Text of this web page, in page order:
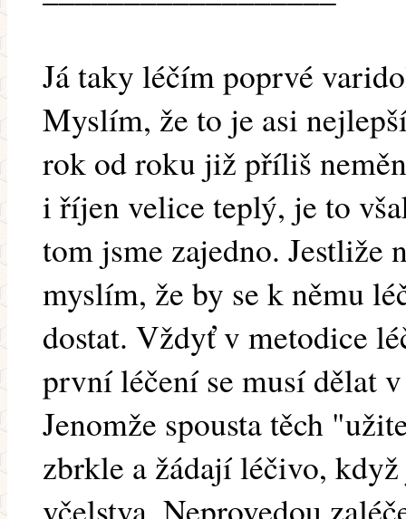
Já taky léčím poprvé
Myslím, že to je asi
rok od roku již příliš
i říjen velice teplý, je to
tom jsme zajedno. Jestliže
myslím, že by se k němu
dostat. Vždyť v metodice
první léčení se musí dělat
Jenomže spousta těch
zbrkle a žádají léčivo,
včelstva. Neprovedou